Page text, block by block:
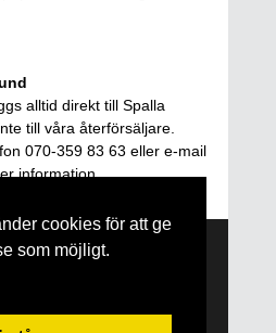
cookies för att ge
som möjligt.
alltid direkt till Spalla
till våra återförsäljare.
070-359 83 63 eller e-mail
information.